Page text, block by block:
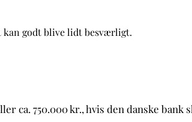
kan godt blive lidt besværligt.
ca. 750.000 kr., hvis den danske bank